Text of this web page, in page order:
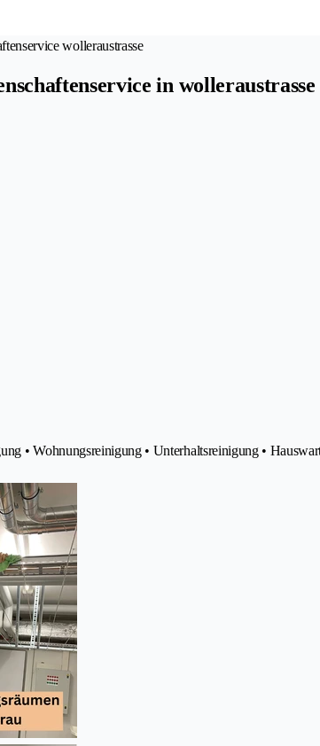
wolleraustrasse
in wolleraustrasse
• Wohnungsreinigung • Unterhaltsreinigung •